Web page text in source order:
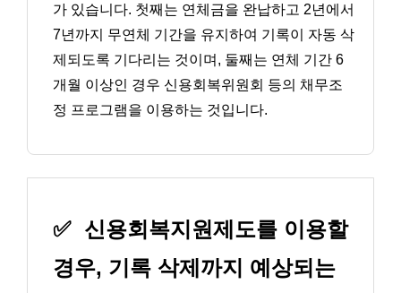
가 있습니다. 첫째는 연체금을 완납하고 2년에서
7년까지 무연체 기간을 유지하여 기록이 자동 삭
제되도록 기다리는 것이며, 둘째는 연체 기간 6
개월 이상인 경우 신용회복위원회 등의 채무조
정 프로그램을 이용하는 것입니다.
✅ 신용회복지원제도를 이용할
경우, 기록 삭제까지 예상되는